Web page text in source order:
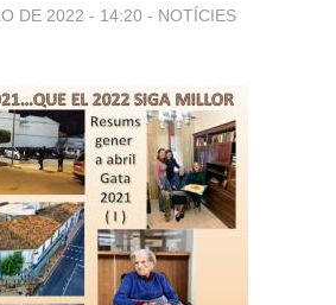
DE 2022 - 14:20 - NOTÍCIES